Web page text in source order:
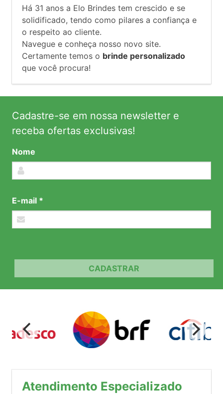
Há 31 anos a Elo Brindes tem crescido e se
solidificado, tendo como pilares a confiança e
o respeito ao cliente.
Navegue e conheça nosso novo site.
Certamente temos o brinde personalizado
que você procura!
Cadastre-se em nossa newsletter e
receba ofertas exclusivas!
Nome
E-mail *
CADASTRAR
Atendimento Especializado